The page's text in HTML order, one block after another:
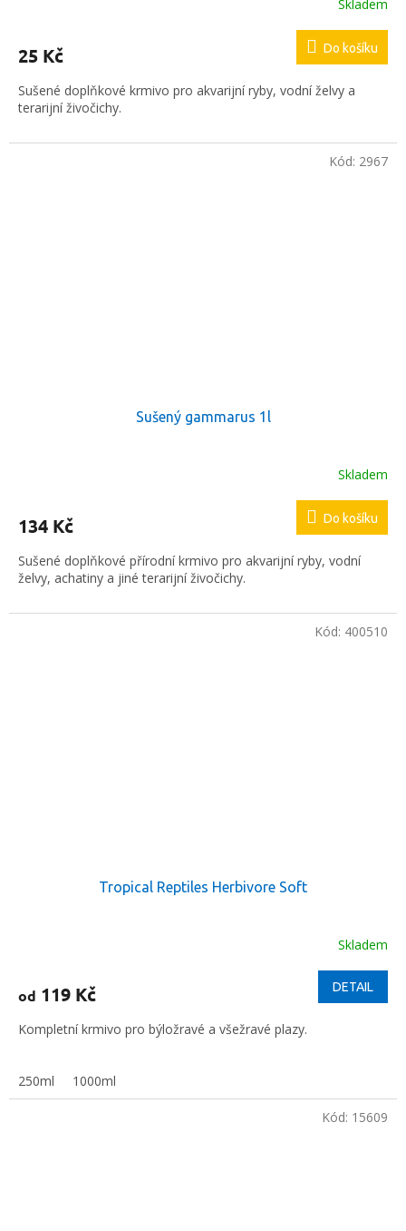
Skladem
25 Kč Do košíku
Sušené doplňkové krmivo pro akvarijní ryby, vodní želvy a
terarijní živočichy.
Sušený gammarus 1l
Skladem
134 Kč Do košíku
Sušené doplňkové přírodní krmivo pro akvarijní ryby, vodní
želvy, achatiny a jiné terarijní živočichy.
Kód: 2967
Tropical Reptiles Herbivore Soft
Skladem
od 119 Kč DETAIL
Kompletní krmivo pro býložravé a všežravé plazy.
250ml 1000ml
Kód: 400510
Kód: 15609